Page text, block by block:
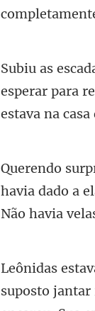
esperar para
havia dado a
suposto jantar